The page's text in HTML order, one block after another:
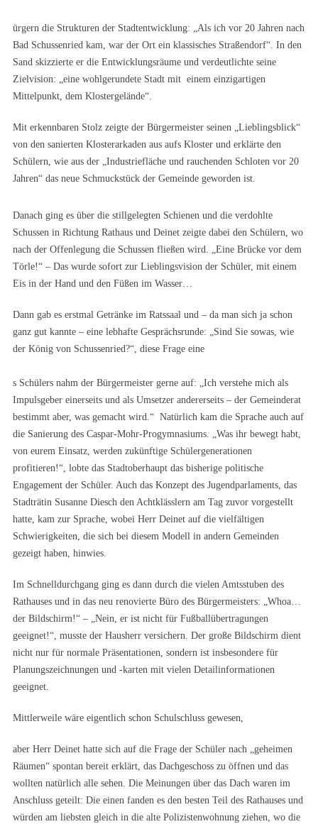
ürgern die Strukturen der Stadtentwicklung: „Als ich vor 20 Jahren nach
Bad Schussenried kam, war der Ort ein klassisches Straßendorf“. In den
Sand skizzierte er die Entwicklungsräume und verdeutlichte seine
Zielvision: „eine wohlgerundete Stadt mit einem einzigartigen
Mittelpunkt, dem Klostergelände“.
Mit erkennbaren Stolz zeigte der Bürgermeister seinen „Lieblingsblick“
von den sanierten Klosterarkaden aus aufs Kloster und erklärte den
Schülern, wie aus der „Industriefläche und rauchenden Schloten vor 20
Jahren“ das neue Schmuckstück der Gemeinde geworden ist.
Danach ging es über die stillgelegten Schienen und die verdohlte
Schussen in Richtung Rathaus und Deinet zeigte dabei den Schülern, wo
nach der Offenlegung die Schussen fließen wird. „Eine Brücke vor dem
Törle!“ – Das wurde sofort zur Lieblingsvision der Schüler, mit einem
Eis in der Hand und den Füßen im Wasser…
Dann gab es erstmal Getränke im Ratssaal und – da man sich ja schon
ganz gut kannte – eine lebhafte Gesprächsrunde: „Sind Sie sowas, wie
der König von Schussenried?“, diese Frage eine
s Schülers nahm der Bürgermeister gerne auf: „Ich verstehe mich als
Impulsgeber einerseits und als Umsetzer andererseits – der Gemeinderat
bestimmt aber, was gemacht wird.“ Natürlich kam die Sprache auch auf
die Sanierung des Caspar-Mohr-Progymnasiums. „Was ihr bewegt habt,
von eurem Einsatz, werden zukünftige Schülergenerationen
profitieren!“, lobte das Stadtoberhaupt das bisherige politische
Engagement der Schüler. Auch das Konzept des Jugendparlaments, das
Stadträtin Susanne Diesch den Achtklässlern am Tag zuvor vorgestellt
hatte, kam zur Sprache, wobei Herr Deinet auf die vielfältigen
Schwierigkeiten, die sich bei diesem Modell in andern Gemeinden
gezeigt haben, hinwies.
Im Schnelldurchgang ging es dann durch die vielen Amtsstuben des
Rathauses und in das neu renovierte Büro des Bürgermeisters: „Whoa…
der Bildschirm!“ – „Nein, er ist nicht für Fußballübertragungen
geeignet!“, musste der Hausherr versichern. Der große Bildschirm dient
nicht nur für normale Präsentationen, sondern ist insbesondere für
Planungszeichnungen und -karten mit vielen Detailinformationen
geeignet.
Mittlerweile wäre eigentlich schon Schulschluss gewesen,
aber Herr Deinet hatte sich auf die Frage der Schüler nach „geheimen
Räumen“ spontan bereit erklärt, das Dachgeschoss zu öffnen und das
wollten natürlich alle sehen. Die Meinungen über das Dach waren im
Anschluss geteilt: Die einen fanden es den besten Teil des Rathauses und
würden am liebsten gleich in die alte Polizistenwohnung ziehen, wo die